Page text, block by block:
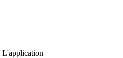
L'application